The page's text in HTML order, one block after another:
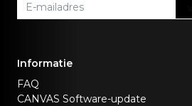
Informatie
FAQ
CANVAS Software-update